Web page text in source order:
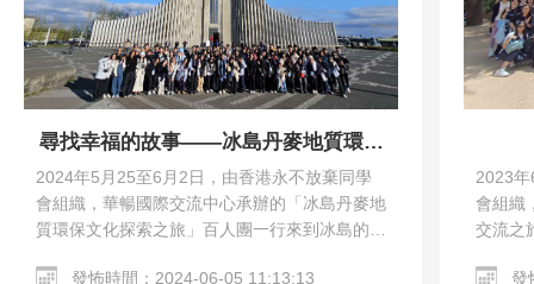
尋找幸福的故事——冰島丹麥地質環保
文化探索之旅
2024年5月25至6月2日，由香港永不放棄同學
會組織，華暢國際交流中心承辦的「冰島丹麥地
質環保文化探索之旅」百人團一行來到冰島的雷
發怖時間：2024-06-05 11:13:13
2023
會組織
交流之
發